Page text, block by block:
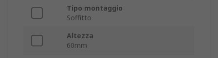
Tipo montaggio
Soffitto
Altezza
60mm